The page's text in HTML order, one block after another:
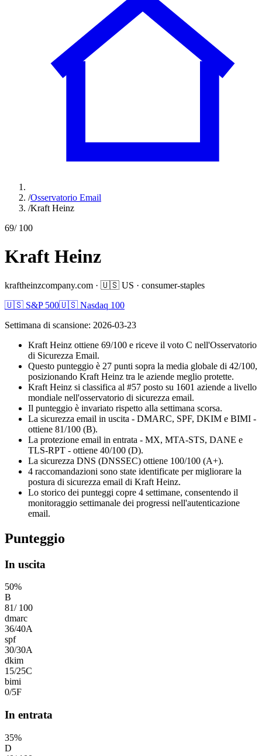
/Osservatorio Email
/Kraft Heinz
69/ 100
Kraft Heinz
kraftheinzcompany.com · 🇺🇸 US · consumer-staples
🇺🇸 S&P 500🇺🇸 Nasdaq 100
Settimana di scansione: 2026-03-23
Kraft Heinz ottiene 69/100 e riceve il voto C nell'Osservatorio
di Sicurezza Email.
Questo punteggio è 27 punti sopra la media globale di 42/100,
posizionando Kraft Heinz tra le aziende meglio protette.
Kraft Heinz si classifica al #57 posto su 1601 aziende a livello
mondiale nell'osservatorio di sicurezza email.
Il punteggio è invariato rispetto alla settimana scorsa.
La sicurezza email in uscita - DMARC, SPF, DKIM e BIMI -
ottiene 81/100 (B).
La protezione email in entrata - MX, MTA-STS, DANE e
TLS-RPT - ottiene 40/100 (D).
La sicurezza DNS (DNSSEC) ottiene 100/100 (A+).
4 raccomandazioni sono state identificate per migliorare la
postura di sicurezza email di Kraft Heinz.
Lo storico dei punteggi copre 4 settimane, consentendo il
monitoraggio settimanale dei progressi nell'autenticazione
email.
Punteggio
In uscita
50%
B
81/ 100
dmarc
36/40A
spf
30/30A
dkim
15/25C
bimi
0/5F
In entrata
35%
D